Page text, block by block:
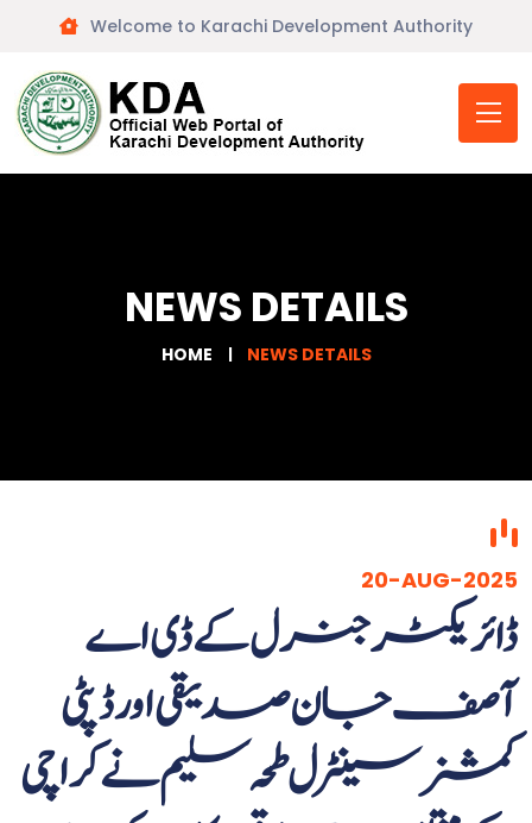
Welcome to Karachi Development Authority
NEWS DETAILS
HOME NEWS DETAILS
20-AUG-2025
ڈائریکٹر جنرل کے ڈی اے
آصف جان صدیقی اور ڈپٹی
کمشنر سینٹرل طحہ سلیم نے کراچی